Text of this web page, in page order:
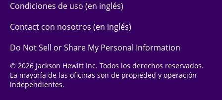
Condiciones de uso (en inglés)
Contact con nosotros (en inglés)
Do Not Sell or Share My Personal Information
© 2026 Jackson Hewitt Inc. Todos los derechos reservados.
La mayoría de las oficinas son de propieded y operación
independientes.